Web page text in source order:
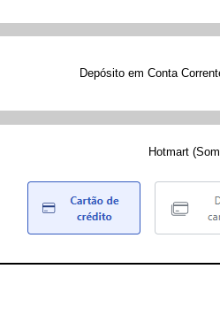
Depósito em Conta
Hotmart